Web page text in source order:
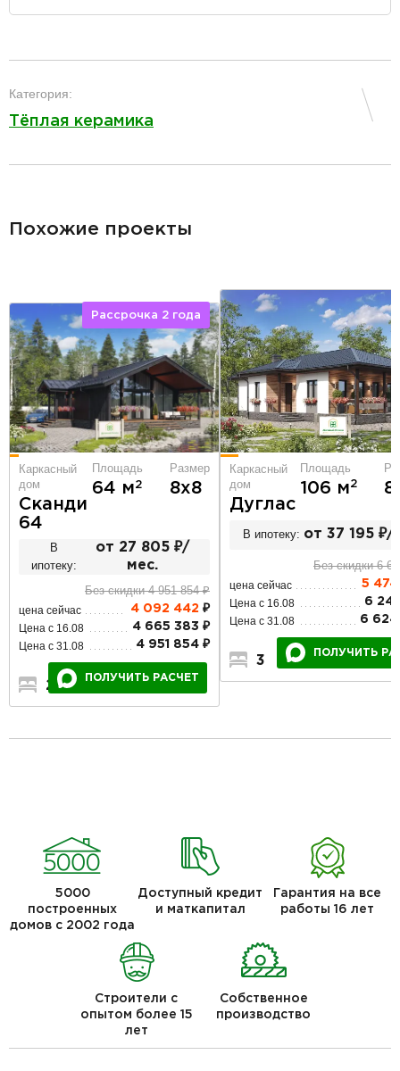
Категория:
Тёплая керамика
Похожие проекты
Рассрочка 2 года
Каркасный
дом
Сканди
64
Площадь
64 м2
Размер
8х8
В
ипотеку:
от 27 805 ₽/
мес.
Без скидки 4 951 854 ₽
цена сейчас 4 092 442 ₽
Цена с 16.08 4 665 383 ₽
Цена с 31.08 4 951 854 ₽
2
ПОЛУЧИТЬ РАСЧЕТ
Каркасный
дом
Дуглас
Площадь
106 м2
В ипотеку: от 37 195 ₽/
Без скидки 6
цена сейчас 5
Цена с 16.08 6
Цена с 31.08 6 624
3 1 1
ПОЛУЧИТЬ
5000
построенных
домов с 2002 года
Доступный кредит
и маткапитал
Гарантия на все
работы 16 лет
Строители с
опытом более 15
лет
Собственное
производство